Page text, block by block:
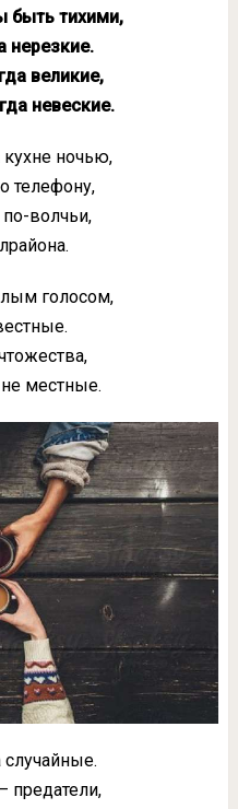
тихими,
нерезкие.
великие,
невеские.
ночью,
телефону,
волчьи,
голосом,
местные.